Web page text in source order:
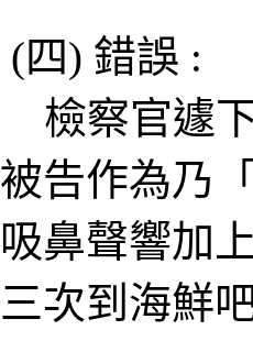
(四) 錯誤 :
檢察官遽
被告作為乃
吸鼻聲響加
三次到海鮮